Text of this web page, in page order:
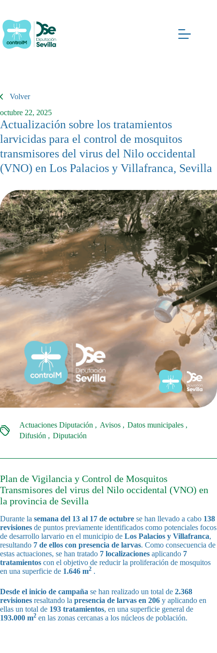
contenido
Volver
octubre 22, 2025
Actualización sobre los tratamientos
larvicidas para el control de mosquitos
transmisores del virus del Nilo occidental
(VNO) en Los Palacios y Villafranca, Sevilla
Actuaciones Diputación Avisos
Datos municipales
Difusión
Diputación
Plan de Vigilancia y Control de Mosquitos
Transmisores del virus del Nilo occidental (VNO) en
la provincia de Sevilla
Durante la semana del 13 al 17 de octubre se han llevado a cabo 138
revisiones de puntos previamente identificados como potenciales focos
de desarrollo larvario en el municipio de Los Palacios y Villafranca,
resultando 7 de ellos con presencia de larvas. Como consecuencia de
estas actuaciones, se han tratado 7 localizaciones aplicando 7
tratamientos con el objetivo de reducir la proliferación de mosquitos
en una superficie de 1.646 m2 .
Desde el inicio de campaña se han realizado un total de 2.368
revisiones resaltando la presencia de larvas en 206 y aplicando en
ellas un total de 193 tratamientos, en una superficie general de
193.000 m2 en las zonas cercanas a los núcleos de población.